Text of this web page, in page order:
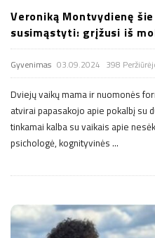
Veroniką Montvydienę
susimąstyti: grįžusi iš
Gyvenimas 03.09.2024 398
Dviejų vaikų mama ir nuomonės
atvirai papasakojo apie pokalbį su
tinkamai kalba su vaikais apie
psichologė, kognityvinės …